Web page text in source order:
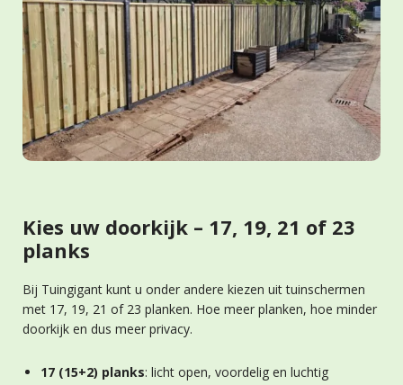
Kies uw doorkijk – 17, 19, 21 of 23
planks
Bij Tuingigant kunt u onder andere kiezen uit tuinschermen
met 17, 19, 21 of 23 planken. Hoe meer planken, hoe minder
doorkijk en dus meer privacy.
17 (15+2) planks: licht open, voordelig en luchtig